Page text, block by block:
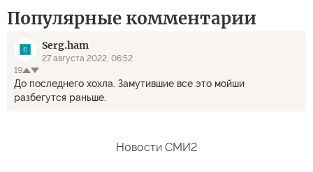
Популярные комментарии
Serg.ham
27 августа 2022, 06:52
19
До последнего хохла. Замутившие все это мойши
разбегутся раньше.
Новости СМИ2